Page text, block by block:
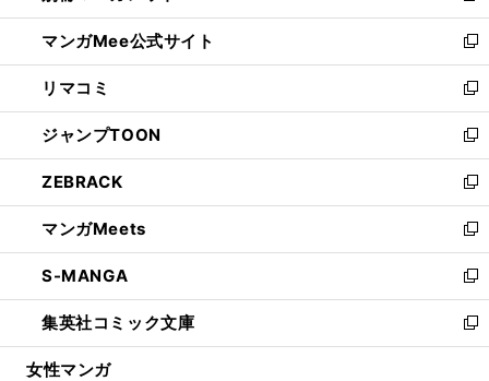
開
く
ン
ド
ウ
で
開
く
ウ
ィ
ン
ド
ウ
で
開
く
し
い
ウ
ィ
ン
ド
ウ
で
開
く
マンガMee公式サイト
新
し
い
ウ
ィ
ン
ド
ウ
で
開
く
リマコミ
新
し
い
ウ
ィ
ン
ド
ウ
で
開
く
ジャンプTOON
新
し
い
ウ
ィ
ン
ド
ウ
で
開
ZEBRACK
新
し
い
ウ
ィ
ン
ド
ウ
マンガMeets
新
し
い
ウ
ィ
ン
S-MANGA
新
し
い
ウ
集英社コミック文庫
新
し
女性マンガ